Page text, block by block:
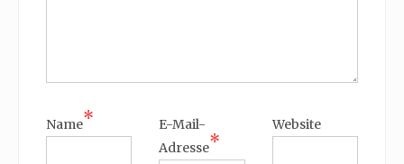
Name*
E-Mail-
Adresse*
Website